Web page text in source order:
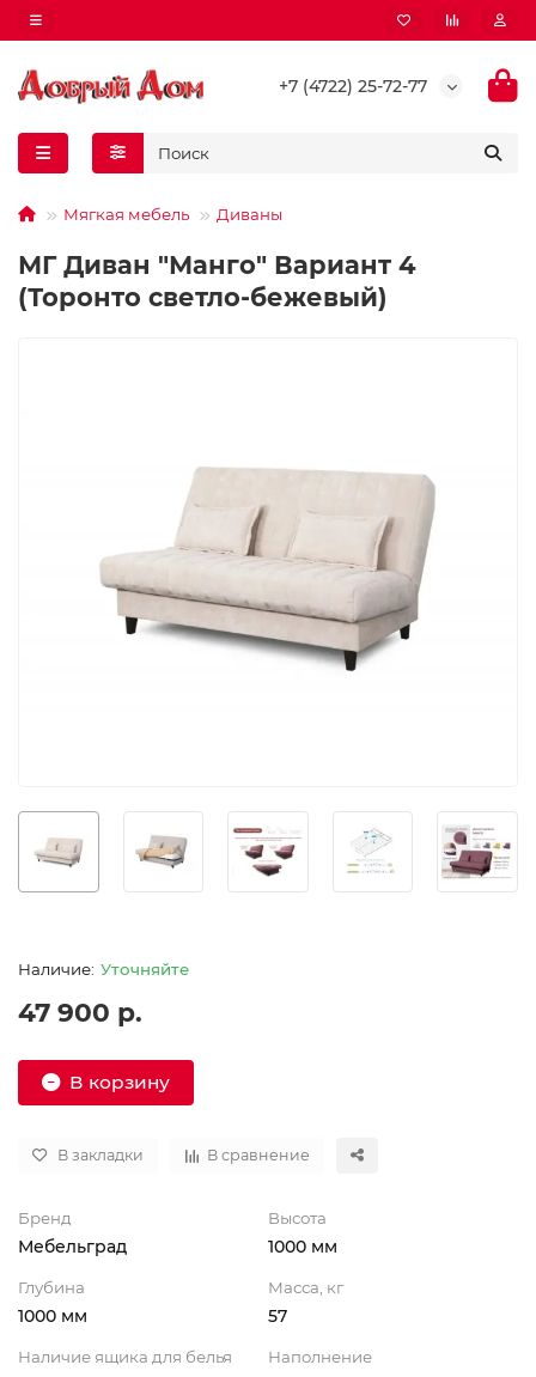
+7 (4722) 25-72-77
Мягкая мебель Диваны
МГ Диван "Манго" Вариант 4
(Торонто светло-бежевый)
Уточняйте
47 900 р.
В корзину
В закладки В сравнение
Бренд
Мебельград
Высота
1000 мм
Глубина
1000 мм
Масса, кг
57
Наличие ящика для белья Наполнение